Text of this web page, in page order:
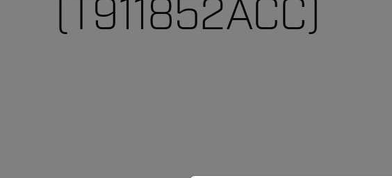
(T911852ACC)